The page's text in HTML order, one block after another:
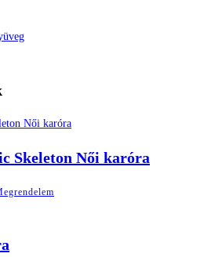
Skeleton Női karóra